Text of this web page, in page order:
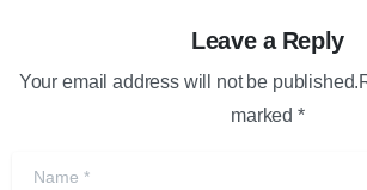
Leave a Reply
Your email address will not be
marked *
Name